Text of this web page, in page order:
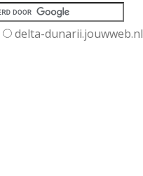
delta-dunarii.jouwweb.nl